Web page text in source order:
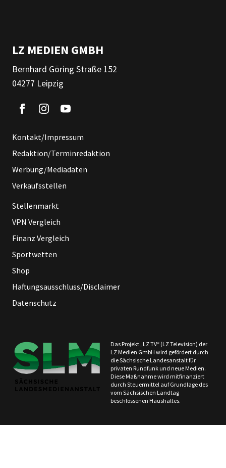
LZ MEDIEN GMBH
Bernhard Göring Straße 152
04277 Leipzig
Kontakt/Impressum
Redaktion/Terminredaktion
Werbung/Mediadaten
Verkaufsstellen
Stellenmarkt
VPN Vergleich
Finanz Vergleich
Sportwetten
Shop
Haftungsausschluss/Disclaimer
Datenschutz
Das Projekt „LZ TV“ (LZ Television) der
LZ Medien GmbH wird gefördert durch
die Sächsische Landesanstalt für
privaten Rundfunk und neue Medien.
Diese Maßnahme wird mitfinanziert
durch Steuermittel auf Grundlage des
vom Sächsischen Landtag
beschlossenen Haushaltes.